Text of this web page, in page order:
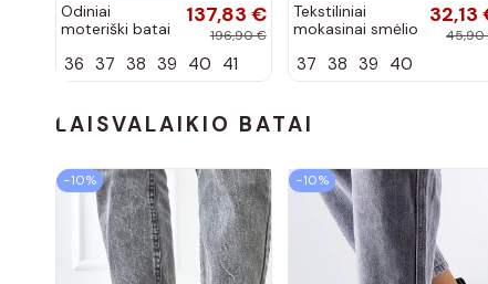
Odiniai
moteriški batai
pilies tipo,
137,83 €
196,90 €
36 37 38 39 40 41
Tekstiliniai
mokasinai smėlio
32,13
37 38 39 40
LAISVALAIKIO BATAI
−10% −10%